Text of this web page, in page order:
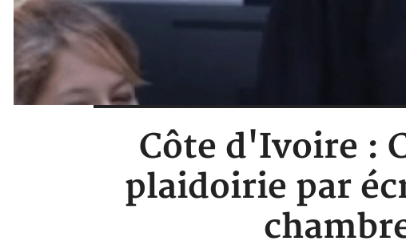
Côte d'Ivoire :
plaidoirie par